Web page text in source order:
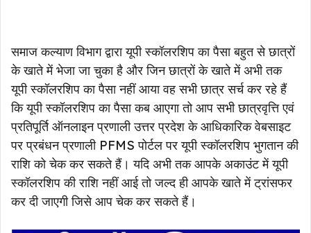
समाज कल्याण विभाग द्वारा यूपी स्कॉलरशिप का पैसा बहुत से छात्रों
के खाते में भेजा जा चुका है और जिन छात्रों के खाते में अभी तक
यूपी स्कॉलरशिप का पैसा नहीं आया वह सभी छात्र सर्च कर रहे हैं
कि यूपी स्कॉलरशिप का पैसा कब आएगा तो आप सभी छात्रवृत्ति एवं
प्रतिपूर्ति ऑनलाइन प्रणाली उत्तर प्रदेश के आधिकारिक वेबसाइट
पर प्रबंधन प्रणाली PFMS पोर्टल पर यूपी स्कॉलरशिप भुगतान की
राशि को चेक कर सकते हैं। यदि अभी तक आपके अकाउंट में यूपी
स्कॉलरशिप की राशि नहीं आई तो जल्द ही आपके खाते में ट्रांसफर
कर दी जाएगी जिसे आप चेक कर सकते हैं।